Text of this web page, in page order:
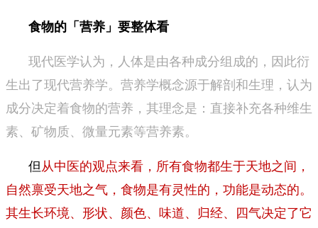
食物的「营养」要整体看
现代医学认为，人体是由各种成分组成的，因此衍
生出了现代营养学。营养学概念源于解剖和生理，认为
成分决定着食物的营养，其理念是：直接补充各种维生
素、矿物质、微量元素等营养素。
但 从中医的观点来看，所有食物都生于天地之间，
自然禀受天地之气，食物是有灵性的，功能是动态的。
其生长环境、形状、颜色、味道、归经、四气决定了它